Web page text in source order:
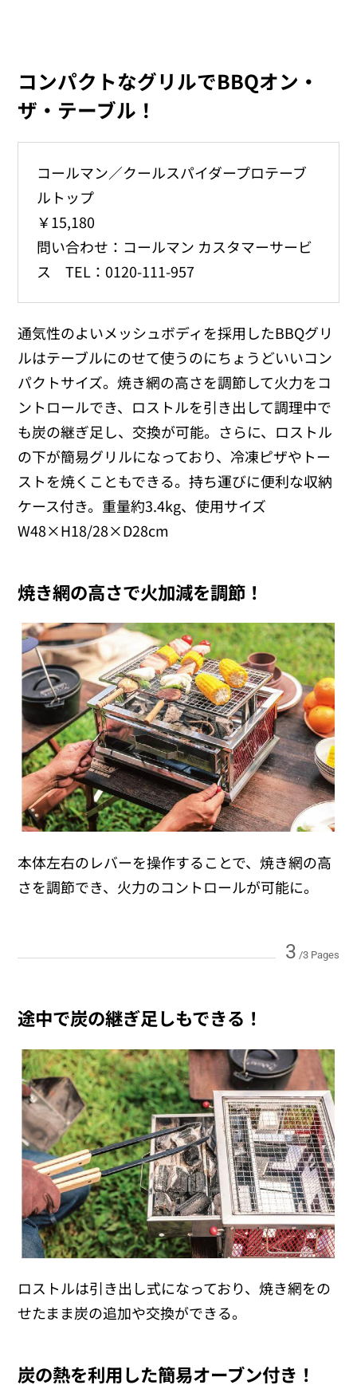
コンパクトなグリルでBBQオン・
ザ・テーブル！
コールマン／クールスパイダープロテーブ
ルトップ
￥15,180
問い合わせ：コールマン カスタマーサービ
ス TEL：0120-111-957
通気性のよいメッシュボディを採用したBBQグリ
ルはテーブルにのせて使うのにちょうどいいコン
パクトサイズ。焼き網の高さを調節して火力をコ
ントロールでき、ロストルを引き出して調理中で
も炭の継ぎ足し、交換が可能。さらに、ロストル
の下が簡易グリルになっており、冷凍ピザやトー
ストを焼くこともできる。持ち運びに便利な収納
ケース付き。重量約3.4kg、使用サイズ
W48×H18/28×D28cm
焼き網の高さで火加減を調節！
本体左右のレバーを操作することで、焼き網の高
さを調節でき、火力のコントロールが可能に。
3 /3 Pages
途中で炭の継ぎ足しもできる！
ロストルは引き出し式になっており、焼き網をの
せたまま炭の追加や交換ができる。
炭の熱を利用した簡易オーブン付き！